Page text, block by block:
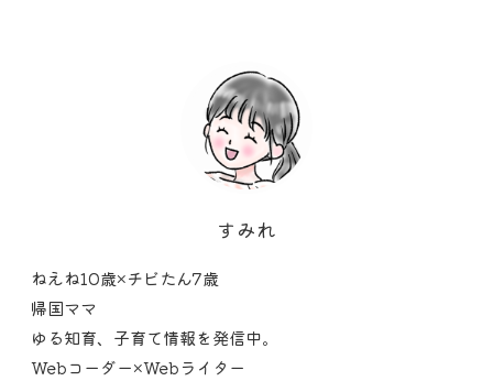
すみれ
ねえね10歳×チビたん7歳
帰国ママ
ゆる知育、子育て情報を発信中。
Webコーダー×Webライター